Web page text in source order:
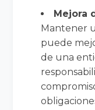
Mejora
Mantener
puede
de una